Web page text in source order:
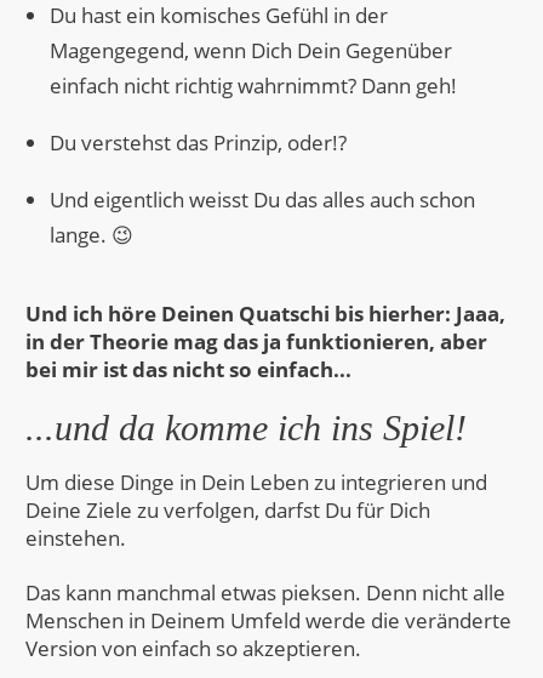
Du hast ein komisches Gefühl in der
Magengegend, wenn Dich Dein Gegenüber
einfach nicht richtig wahrnimmt? Dann geh!
Du verstehst das Prinzip, oder!?
Und eigentlich weisst Du das alles auch schon
lange. 😉
Und ich höre Deinen Quatschi bis hierher: Jaaa,
in der Theorie mag das ja funktionieren, aber
bei mir ist das nicht so einfach...
...und da komme ich ins Spiel!
Um diese Dinge in Dein Leben zu integrieren und
Deine Ziele zu verfolgen, darfst Du für Dich
einstehen.
Das kann manchmal etwas pieksen. Denn nicht alle
Menschen in Deinem Umfeld werde die veränderte
Version von einfach so akzeptieren.